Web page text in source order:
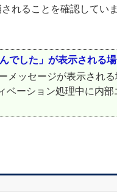
れることを確認してい
でした」が表示される
ッセージが表示され
ベーション処理中に内部